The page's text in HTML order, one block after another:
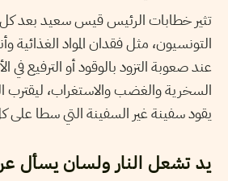
تثير خطابات الرئيس قيس سعيد بعد كل
التونسيون، مثل فقدان المواد الغذائية
عند صعوبة التزود بالوقود أو الترفيع في
السخرية والغضب والاستغراب،
يقود سفينة غير السفينة التي سطا على
يد تشعل النار ولسان يسأل